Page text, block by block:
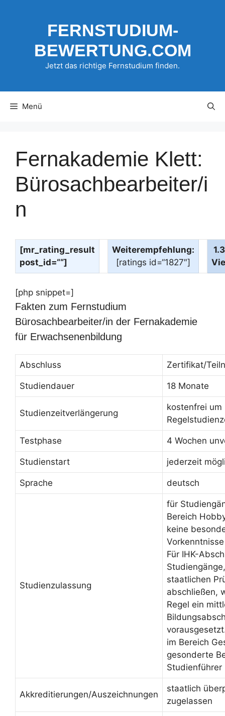
FERNSTUDIUM-
BEWERTUNG.COM
Jetzt das richtige Fernstudium finden.
Menü
Fernakademie Klett:
Bürosachbearbeiter/i
n
[mr_rating_result
post_id=““]
Weiterempfehlung:
[ratings id=“1827″]
[php snippet=]
Fakten zum Fernstudium
Bürosachbearbeiter/in der Fernakademie
für Erwachsenenbildung
Abschluss Zertifikat/
Studiendauer 18 Monate
Studienzeitverlängerung
kostenfrei um
Testphase 4 Wochen
Studienstart jederzeit
Sprache deutsch
Studienzulassung
für
Bereich
keine
Für IHK-
staatlichen
abschließen,
Regel ein
im Bereich
gesonderte
Studienführer
Akkreditierungen/Auszeichnungen
staatlich
zugelassen